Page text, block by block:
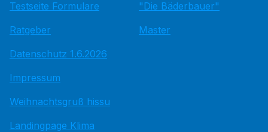
Testseite Formulare
Ratgeber
Datenschutz 1.6.2026
Impressum
Weihnachtsgruß hissu
Landingpage Klima
"Die Bäderbauer"
Master